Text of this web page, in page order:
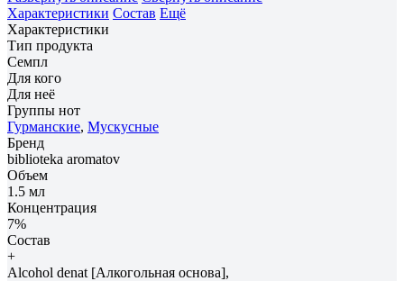
Характеристики Состав Ещё
Характеристики
Тип продукта
Семпл
Для кого
Для неё
Группы нот
Гурманские, Мускусные
Бренд
biblioteka aromatov
Объем
1.5 мл
Концентрация
7%
Состав
+
Alcohol denat [Алкогольная основа],